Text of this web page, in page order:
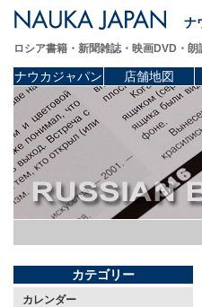
ナ
ロシア書籍・新聞雑誌・映画DVD・
ナウカジャパン 店舗地図
カテゴリー
カレンダー